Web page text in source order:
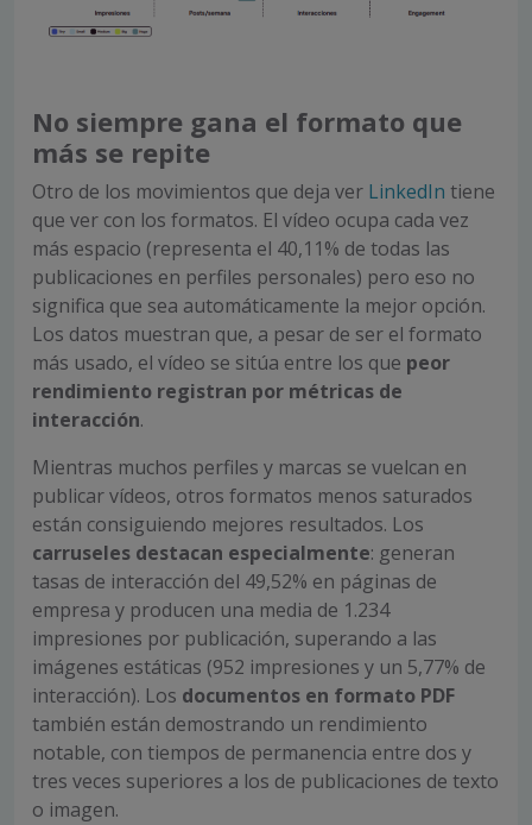
No siempre gana el formato que
más se repite
Otro de los movimientos que deja ver LinkedIn tiene
que ver con los formatos. El vídeo ocupa cada vez
más espacio (representa el 40,11% de todas las
publicaciones en perfiles personales) pero eso no
significa que sea automáticamente la mejor opción.
Los datos muestran que, a pesar de ser el formato
más usado, el vídeo se sitúa entre los que peor
rendimiento registran por métricas de
interacción.
Mientras muchos perfiles y marcas se vuelcan en
publicar vídeos, otros formatos menos saturados
están consiguiendo mejores resultados. Los
carruseles destacan especialmente: generan
tasas de interacción del 49,52% en páginas de
empresa y producen una media de 1.234
impresiones por publicación, superando a las
imágenes estáticas (952 impresiones y un 5,77% de
interacción). Los documentos en formato PDF
también están demostrando un rendimiento
notable, con tiempos de permanencia entre dos y
tres veces superiores a los de publicaciones de texto
o imagen.